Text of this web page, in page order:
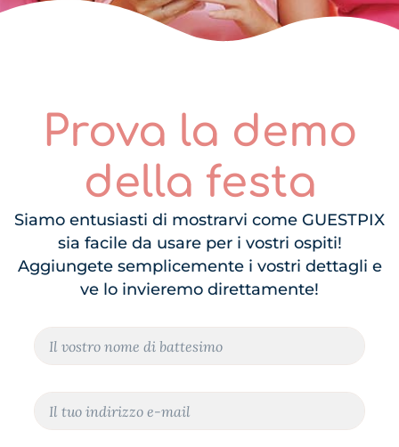
Prova la demo
della festa
Siamo entusiasti di mostrarvi come GUESTPIX
sia facile da usare per i vostri ospiti!
Aggiungete semplicemente i vostri dettagli e
ve lo invieremo direttamente!
o
m
-
m
N
o
m
E
m